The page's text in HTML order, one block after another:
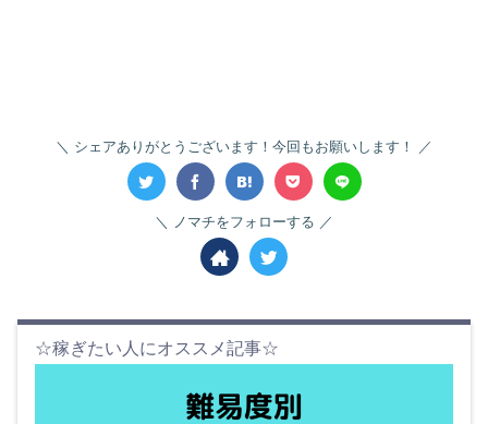
シェアありがとうございます！今回もお願いします！
ノマチをフォローする
☆稼ぎたい人にオススメ記事☆